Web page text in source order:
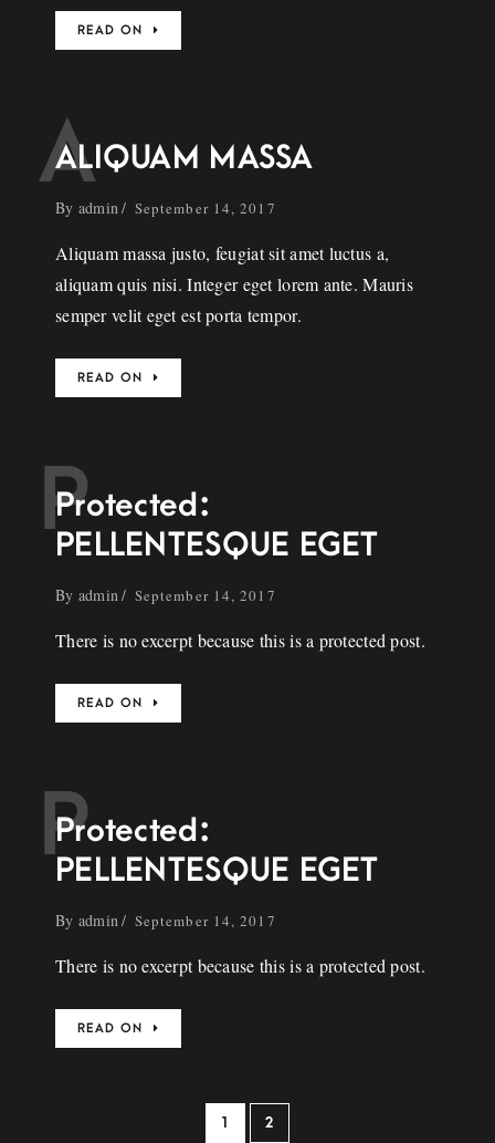
READ ON
ALIQUAM MASSA
A
By admin September 14, 2017
Aliquam massa justo, feugiat sit amet luctus a,
aliquam quis nisi. Integer eget lorem ante. Mauris
semper velit eget est porta tempor.
READ ON
Protected:
PELLENTESQUE EGET
P
By admin September 14, 2017
There is no excerpt because this is a protected post.
READ ON
Protected:
PELLENTESQUE EGET
P
By admin September 14, 2017
There is no excerpt because this is a protected post.
READ ON
1 2